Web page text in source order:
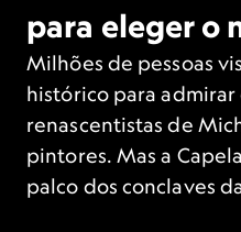
para eleger o
Milhões de pessoas
histórico para admirar
renascentistas de
pintores. Mas a
palco dos conclaves